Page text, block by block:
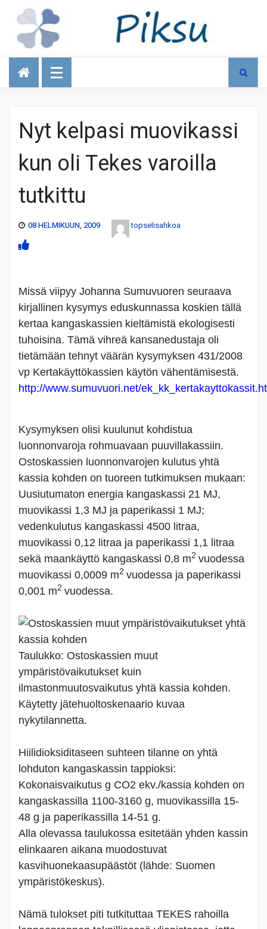
Talous
Nyt kelpasi muovikassi
kun oli Tekes varoilla
tutkittu
08 HELMIKUUN, 2009 topselisahkoa
Missä viipyy Johanna Sumuvuoren seuraava
kirjallinen kysymys eduskunnassa koskien tällä
kertaa kangaskassien kieltämistä ekologisesti
tuhoisina. Tämä vihreä kansanedustaja oli
tietämään tehnyt väärän kysymyksen 431/2008
vp Kertakäyttökassien käytön vähentämisestä.
http://www.sumuvuori.net/
Kysymyksen olisi kuulunut kohdistua
luonnonvaroja rohmuavaan puuvillakassiin.
Ostoskassien luonnonvarojen kulutus yhtä
kassia kohden on tuoreen tutkimuksen mukaan:
Uusiutumaton energia kangaskassi 21 MJ,
muovikassi 1,3 MJ ja paperikassi 1 MJ;
vedenkulutus kangaskassi 4500 litraa,
muovikassi 0,12 litraa ja paperikassi 1,1 litraa
sekä maankäyttö kangaskassi 0,8 m2 vuodessa
muovikassi 0,0009 m2 vuodessa ja paperikassi
0,001 m2 vuodessa.
Taulukko: Ostoskassien muut
ympäristövaikutukset kuin
ilmastonmuutosvaikutus yhtä kassia kohden.
Käytetty jätehuoltoskenaario kuvaa
nykytilannetta.
Hiilidioksiditaseen suhteen tilanne on yhtä
lohduton kangaskassin tappioksi:
Kokonaisvaikutus g CO2 ekv./kassia kohden on
kangaskassilla 1100-3160 g, muovikassilla 15-
48 g ja paperikassilla 14-51 g.
Alla olevassa taulukossa esitetään yhden kassin
elinkaaren aikana muodostuvat
kasvihuonekaasupäästöt (lähde: Suomen
ympäristökeskus).
Nämä tulokset piti tutkituttaa TEKES rahoilla